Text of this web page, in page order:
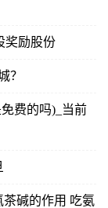
奖励股份
？
费的吗)_当前
碱的作用 吃氨